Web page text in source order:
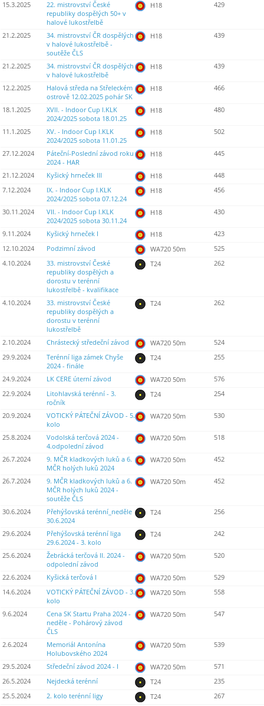
15.3.2025
22. mistrovství České
republiky dospělých 50+ v
halové lukostřelbě
H18 429
21.2.2025
34. mistrovství ČR dospělých
v halové lukostřelbě -
soutěže ČLS
H18 439
21.2.2025
34. mistrovství ČR dospělých
v halové lukostřelbě
H18 439
12.2.2025
Halová středa na Střeleckém
ostrově 12.02.2025 pohár SK
H18 466
18.1.2025
XVII. - Indoor Cup I.KLK
2024/2025 sobota 18.01.25
H18 480
11.1.2025
XV. - Indoor Cup I.KLK
2024/2025 sobota 11.01.25
H18 502
27.12.2024
Páteční-Poslední závod roku
2024 - HAR
H18 445
21.12.2024 Kyšický hrneček III H18
448
7.12.2024
IX. - Indoor Cup I.KLK
2024/2025 sobota 07.12.24
H18 456
30.11.2024
VII. - Indoor Cup I.KLK
2024/2025 sobota 30.11.24
H18 430
9.11.2024 Kyšický hrneček I H18
423
12.10.2024
Podzimní závod WA720 50m
525
4.10.2024
33. mistrovství České
republiky dospělých a
dorostu v terénní
lukostřelbě - kvalifikace
T24 262
4.10.2024
33. mistrovství České
republiky dospělých a
dorostu v terénní
lukostřelbě
T24 262
2.10.2024 Chrástecký středeční závod WA720 50m
524
29.9.2024
Terénní liga zámek Chyše
2024 - finále
T24 255
24.9.2024 LK CERE úterní závod WA720 50m
576
22.9.2024
Litohlavská terénní - 3.
ročník
T24 254
20.9.2024
VOTICKÝ PÁTEČNÍ ZÁVOD - 5.
kolo
WA720 50m 530
25.8.2024
Vodolská terčová 2024 -
4.odpolední závod
WA720 50m 518
26.7.2024
9. MČR kladkových luků a 6.
MČR holých luků 2024
WA720 50m 452
26.7.2024
9. MČR kladkových luků a 6.
MČR holých luků 2024 -
soutěže ČLS
WA720 50m 452
30.6.2024
Přehýšovská terénní_neděle
30.6.2024
T24 256
29.6.2024
Přehýšovská terénní liga
29.6.2024 - 3. kolo
T24 242
25.6.2024
Žebrácká terčová II. 2024 -
odpolední závod
WA720 50m 520
22.6.2024 Kyšická terčová I WA720 50m
529
14.6.2024
VOTICKÝ PÁTEČNÍ ZÁVOD - 3.
kolo
WA720 50m 558
9.6.2024
Cena SK Startu Praha 2024 -
neděle - Pohárový závod
ČLS
WA720 50m 547
2.6.2024
Memoriál Antonína
Holubovského 2024
WA720 50m 539
29.5.2024 Středeční závod 2024 - I WA720 50m
571
26.5.2024
Nejdecká terénní T24
235
25.5.2024
2. kolo terénní ligy T24
267